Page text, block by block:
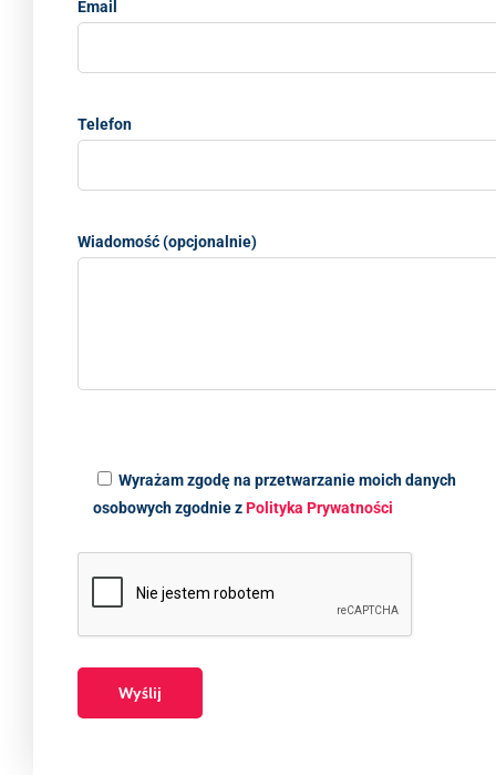
Email
Telefon
Wiadomość (opcjonalnie)
Wyrażam zgodę na przetwarzanie moich danych
osobowych zgodnie zPolityka Prywatności